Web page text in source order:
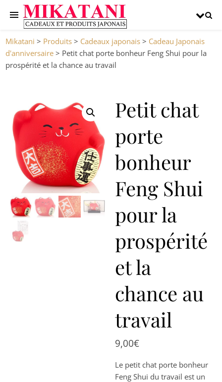
Mikatani > Produits > Cadeaux japonais > Cadeau Japonais
d'anniversaire > Petit chat porte bonheur Feng Shui pour la
prospérité et la chance au travail
Petit chat
porte
bonheur
Feng Shui
pour la
prospérité
et la
chance au
travail
9,00€
Le petit chat porte bonheur
Feng Shui du travail est un